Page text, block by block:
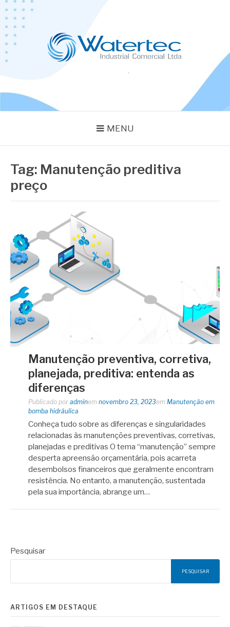
Pular
para
conteúdo
MENU
Tag: Manutenção preditiva
preço
Manutenção preventiva, corretiva,
planejada, preditiva: entenda as
diferenças
Publicado por adminem novembro 23, 2023em Manutenção em
bomba hidráulica
Conheça tudo sobre as diferenças e singularidades
relacionadas às manutenções preventivas, corretivas,
planejadas e preditivas O tema “manutenção” sempre
desperta apreensão orçamentária, pois acarreta
desembolsos financeiros que geralmente encontram
resistência. No entanto, a manutenção, sustentada
pela sua importância, abrange um…
Pesquisar
PESQUISAR
ARTIGOS EM DESTAQUE